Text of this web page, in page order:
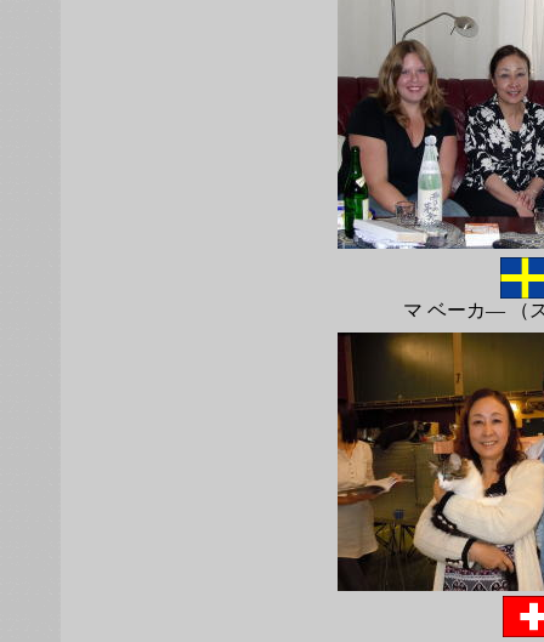
マ ベーカ― （